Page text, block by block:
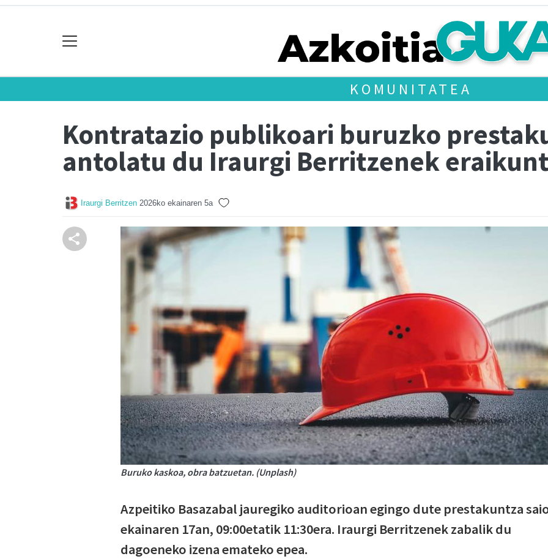
KOMUNITATEA
Kontratazio publikoari buruzko
antolatu du Iraurgi Berritzenek
Iraurgi Berritzen 2026ko ekainaren 5a
Buruko kaskoa, obra batzuetan. (Unplash)
Azpeitiko Basazabal jauregiko auditorioan egingo dute prestakuntza
ekainaren 17an, 09:00etatik 11:30era. Iraurgi Berritzenek zabalik du
dagoeneko izena emateko epea.